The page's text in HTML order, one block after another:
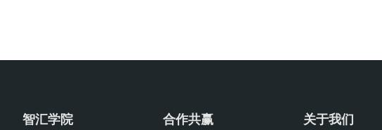
智汇学院 合作共赢 关于我们